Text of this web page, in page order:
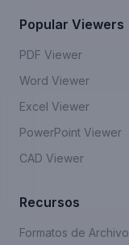
Popular Viewers
PDF Viewer
Word Viewer
Excel Viewer
PowerPoint Viewer
CAD Viewer
Recursos
Formatos de Archivo